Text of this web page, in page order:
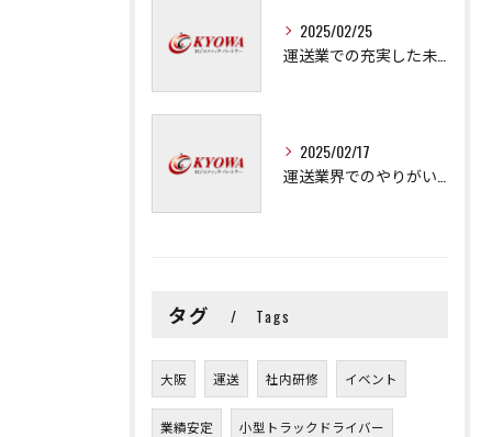
2025/02/25
2025/02/17
タグ Tags
大阪 運送 社内研修 イベント
業績安定 小型トラックドライバー